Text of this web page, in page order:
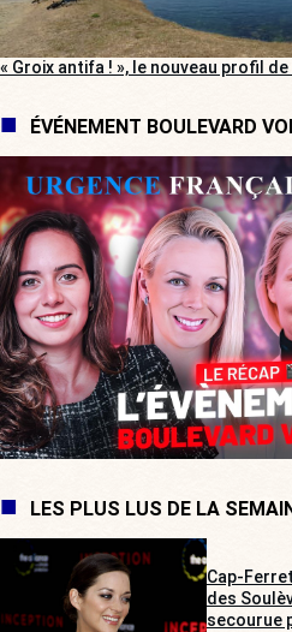
« Groix antifa ! », le nouveau profil
ÉVÉNEMENT BOULEVARD
LES PLUS LUS DE LA
Cap-
des
secourue